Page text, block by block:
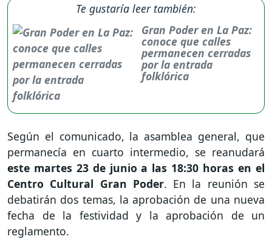
Te gustaría leer también:
Gran Poder en La Paz:
conoce que calles
permanecen cerradas
por la entrada
folklórica
Según el comunicado, la asamblea general, que
permanecía en cuarto intermedio, se reanudará
este martes 23 de junio a las 18:30 horas en el
Centro Cultural Gran Poder. En la reunión se
debatirán dos temas, la aprobación de una nueva
fecha de la festividad y la aprobación de un
reglamento.